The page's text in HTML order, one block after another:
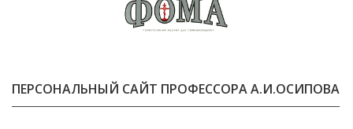
ПЕРСОНАЛЬНЫЙ САЙТ ПРОФЕССОРА А.И.ОСИПОВА